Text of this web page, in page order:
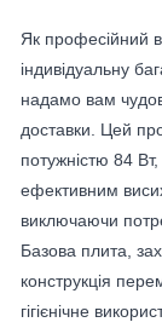
Як професійний
індивідуальну
надамо вам
доставки. Цей
потужністю 84
ефективним
виключаючи
Базова плита,
конструкція
гігієнічне